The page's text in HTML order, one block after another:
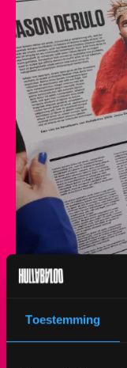
Toestemming
Naast The
verwelkomen
time fave hits